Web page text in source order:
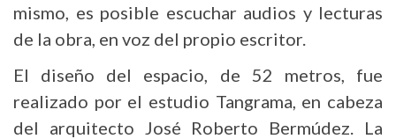
mismo, es posible escuchar audios y lecturas
de la obra, en voz del propio escritor.
El diseño del espacio, de 52 metros, fue
realizado por el estudio Tangrama, en cabeza
del arquitecto José Roberto Bermúdez. La